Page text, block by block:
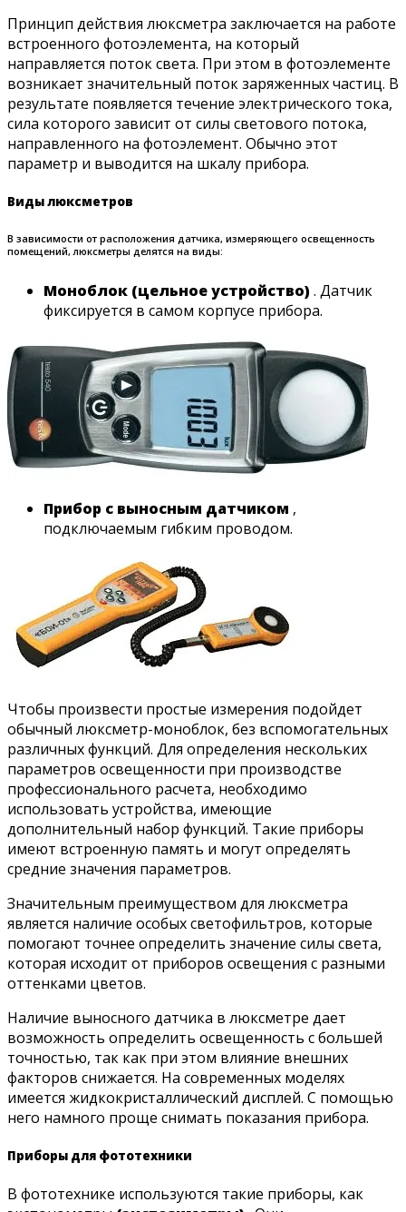
Принцип действия люксметра заключается на работе
встроенного фотоэлемента, на который
направляется поток света. При этом в фотоэлементе
возникает значительный поток заряженных частиц. В
результате появляется течение электрического тока,
сила которого зависит от силы светового потока,
направленного на фотоэлемент. Обычно этот
параметр и выводится на шкалу прибора.
Виды люксметров
В зависимости от расположения датчика, измеряющего освещенность
помещений, люксметры делятся на виды:
Моноблок (цельное устройство) . Датчик
фиксируется в самом корпусе прибора.
Прибор с выносным датчиком ,
подключаемым гибким проводом.
Чтобы произвести простые измерения подойдет
обычный люксметр-моноблок, без вспомогательных
различных функций. Для определения нескольких
параметров освещенности при производстве
профессионального расчета, необходимо
использовать устройства, имеющие
дополнительный набор функций. Такие приборы
имеют встроенную память и могут определять
средние значения параметров.
Значительным преимуществом для люксметра
является наличие особых светофильтров, которые
помогают точнее определить значение силы света,
которая исходит от приборов освещения с разными
оттенками цветов.
Наличие выносного датчика в люксметре дает
возможность определить освещенность с большей
точностью, так как при этом влияние внешних
факторов снижается. На современных моделях
имеется жидкокристаллический дисплей. С помощью
него намного проще снимать показания прибора.
Приборы для фототехники
В фототехнике используются такие приборы, как